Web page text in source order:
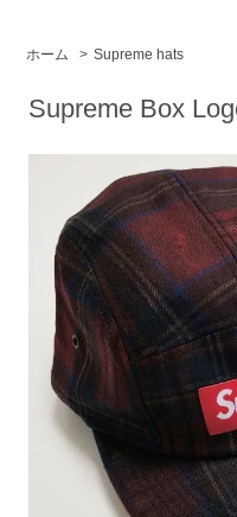
ホーム > Supreme hats
Supreme Box